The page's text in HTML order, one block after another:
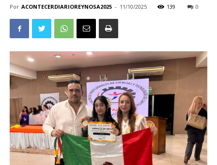
Por ACONTECERDIARIOREYNOSA2025 - 11/10/2025 139 0